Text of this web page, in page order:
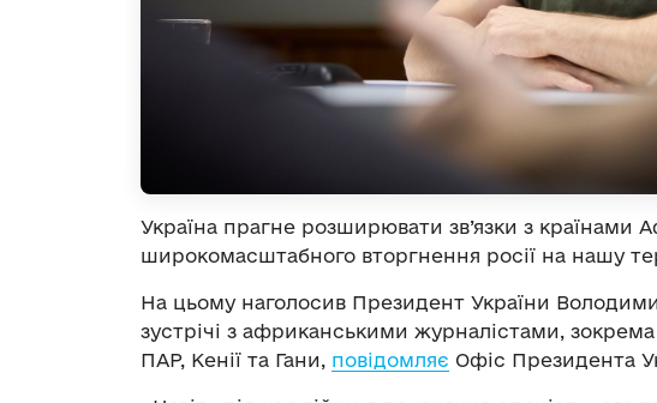
Україна прагне розширювати зв’язки з
широкомасштабного вторгнення росії на нашу
На цьому наголосив Президент України
зустрічі з африканськими журналістами,
ПАР, Кенії та Гани, повідомляє Офіс Президента